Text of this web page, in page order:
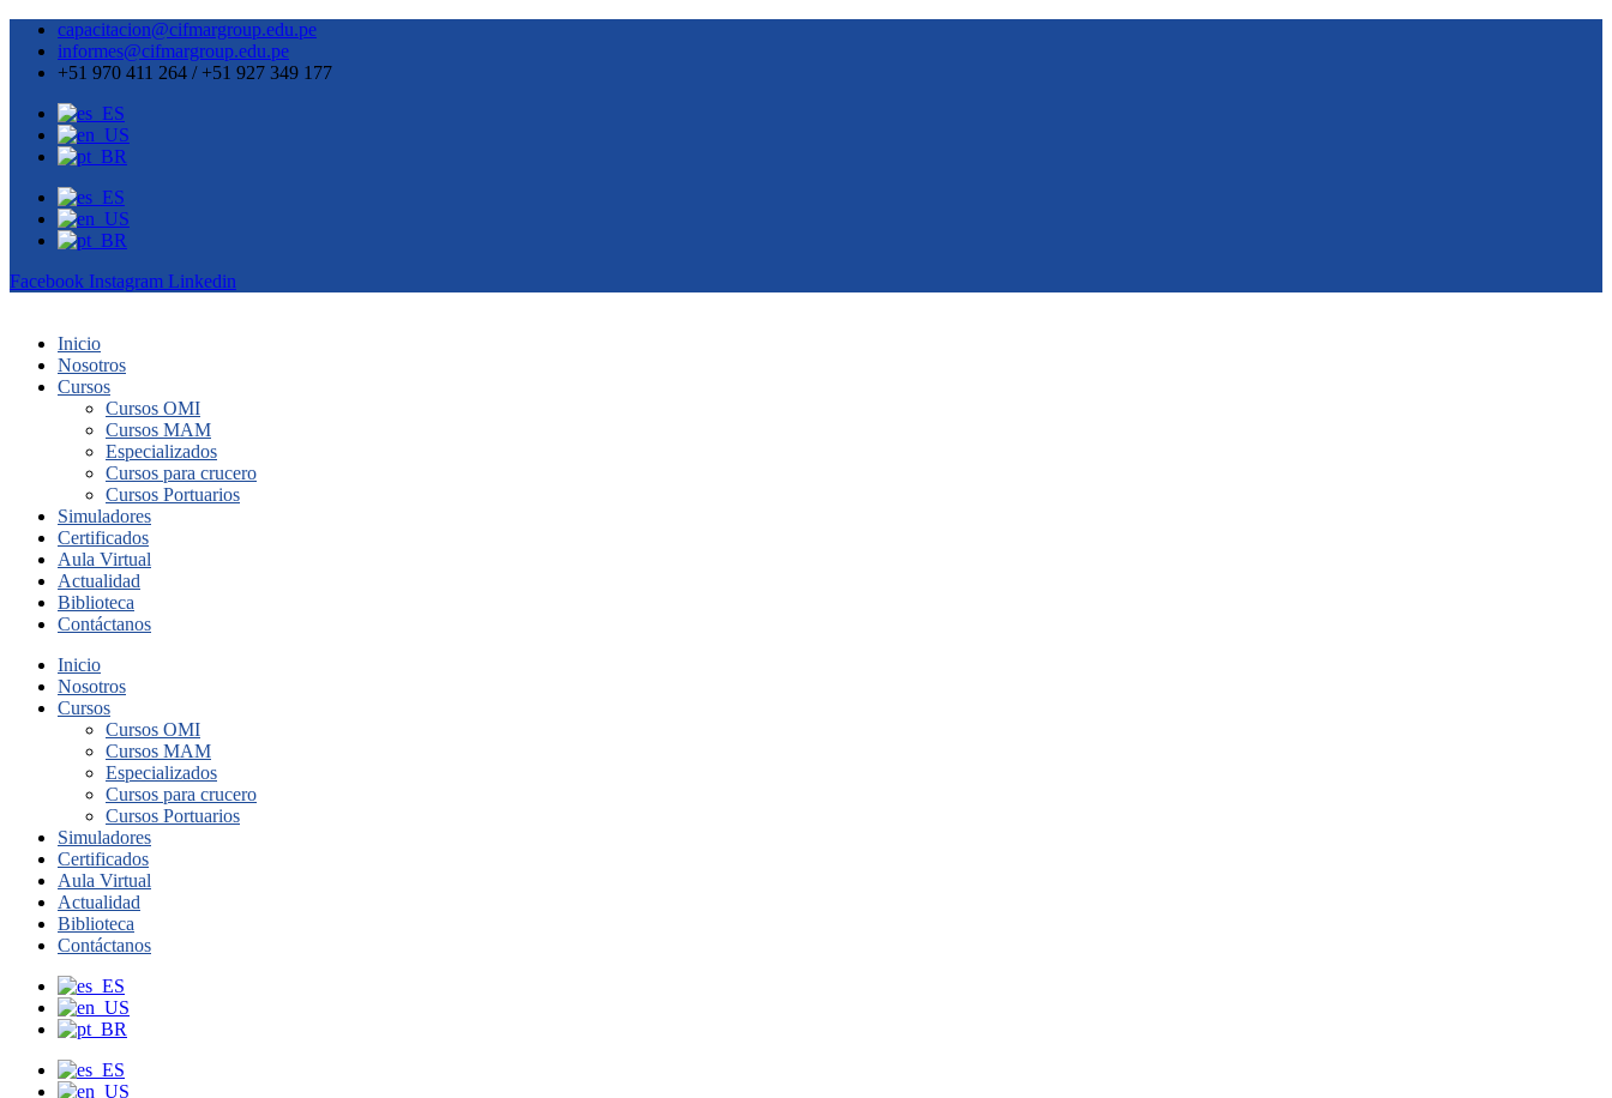
capacitacion@cifmargroup.edu.pe
informes@cifmargroup.edu.pe
+51 970 411 264 / +51 927 349 177
Facebook Instagram Linkedin
Inicio
Nosotros
Cursos
Cursos OMI
Cursos MAM
Especializados
Cursos para crucero
Cursos Portuarios
Simuladores
Certificados
Aula Virtual
Actualidad
Biblioteca
Contáctanos
Inicio
Nosotros
Cursos
Cursos OMI
Cursos MAM
Especializados
Cursos para crucero
Cursos Portuarios
Simuladores
Certificados
Aula Virtual
Actualidad
Biblioteca
Contáctanos